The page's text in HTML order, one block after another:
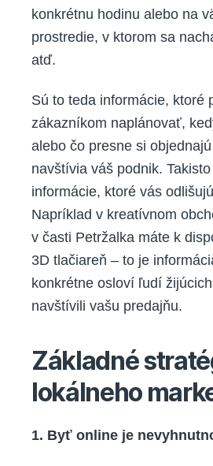
konkrétnu hodinu alebo na
prostredie, v ktorom sa
atď.
Sú to teda informácie, ktoré
zákazníkom naplánovať,
alebo čo presne si
navštívia váš podnik.
informácie, ktoré vás
Napríklad v kreatívnom
v časti Petržalka máte k
3D tlačiareň – to je
konkrétne osloví ľudí
navštívili vašu predajňu.
Základné
lokálneho
1. Byť online je